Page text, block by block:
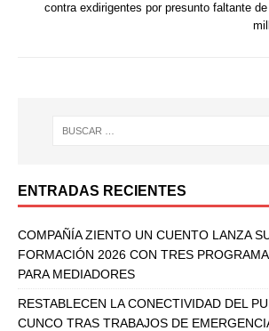
contra exdirigentes por presunto faltante
ENTRADAS RECIENTES
COMPAÑÍA ZIENTO UN CUENTO LANZA
FORMACIÓN 2026 CON TRES
PARA MEDIADORES
RESTABLECEN LA CONECTIVIDAD DEL
CUNCO TRAS TRABAJOS DE